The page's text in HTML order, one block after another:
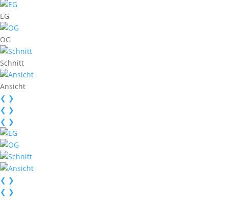
EG
OG
Schnitt
Ansicht
❮ ❯
❮ ❯
❮ ❯
❮ ❯
❮ ❯